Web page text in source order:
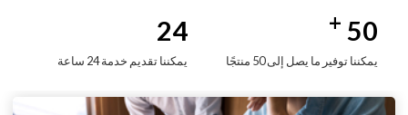
50
+
يمكننا توفير ما يصل إلى 50 منتجًا
24
يمكننا تقديم خدمة 24 ساعة